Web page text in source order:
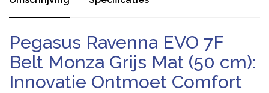
Pegasus Ravenna EVO 7F
Belt Monza Grijs Mat (50 cm):
Innovatie Ontmoet Comfort